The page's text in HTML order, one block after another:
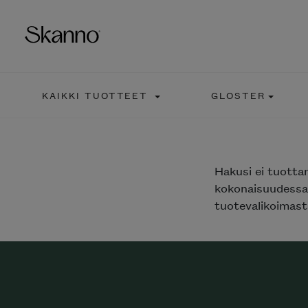
KAIKKI TUOTTEET GLOSTER
Hakusi ei